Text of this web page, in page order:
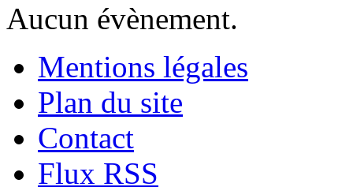
Aucun évènement.
Mentions légales
Plan du site
Contact
Flux RSS